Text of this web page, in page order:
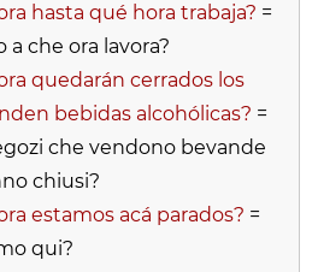
hasta qué hora trabaja? =
a che ora lavora?
quedarán cerrados los
bebidas alcohólicas? =
che vendono bevande
chiusi?
estamos acá parados? =
qui?